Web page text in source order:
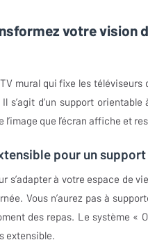
votre vision
mural qui fixe les
s’agit d’un support
que l’écran affiche et
pour un
s’adapter à votre espace de
Vous n’aurez pas à
des repas. Le système «
extensible.